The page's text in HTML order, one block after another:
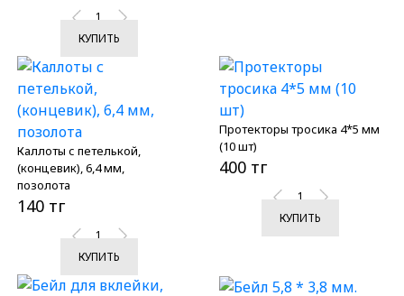
КУПИТЬ
Каллоты с петелькой,
(концевик), 6,4 мм,
позолота
140 тг
КУПИТЬ
Протекторы тросика 4*5 мм
(10 шт)
400 тг
КУПИТЬ